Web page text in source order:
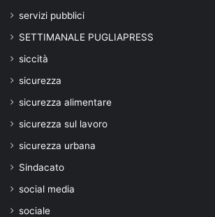
servizi pubblici
SETTIMANALE PUGLIAPRESS
siccità
sicurezza
sicurezza alimentare
sicurezza sul lavoro
sicurezza urbana
Sindacato
social media
sociale